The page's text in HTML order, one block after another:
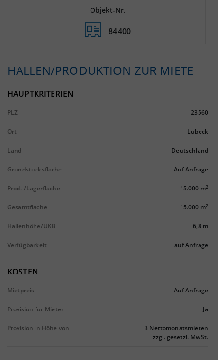
Objekt-Nr.
84400
HALLEN/PRODUKTION ZUR MIETE
HAUPTKRITERIEN
PLZ 23560
Ort Lübeck
Land Deutschland
Grundstücksfläche Auf Anfrage
Prod.-/Lagerfläche 15.000 m2
Gesamtfläche 15.000 m2
Hallenhöhe/UKB 6,8 m
Verfügbarkeit auf Anfrage
KOSTEN
Mietpreis Auf Anfrage
Provision für Mieter Ja
Provision in Höhe von
3 Nettomonatsmieten
zzgl. gesetzl. MwSt.